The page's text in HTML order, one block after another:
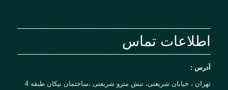
اطلاعات تماس
آدرس :
تهران ، خیابان شریعتی، نبش مترو شریعتی ،ساختمان نیکان طبقه 4